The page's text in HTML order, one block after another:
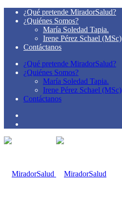
¿Qué pretende MiradorSalud?
¿Quiénes Somos?
María Soledad Tapia.
Irene Pérez Schael (MSc)
Contáctanos
¿Qué pretende MiradorSalud?
¿Quiénes Somos?
María Soledad Tapia.
Irene Pérez Schael (MSc)
Contáctanos